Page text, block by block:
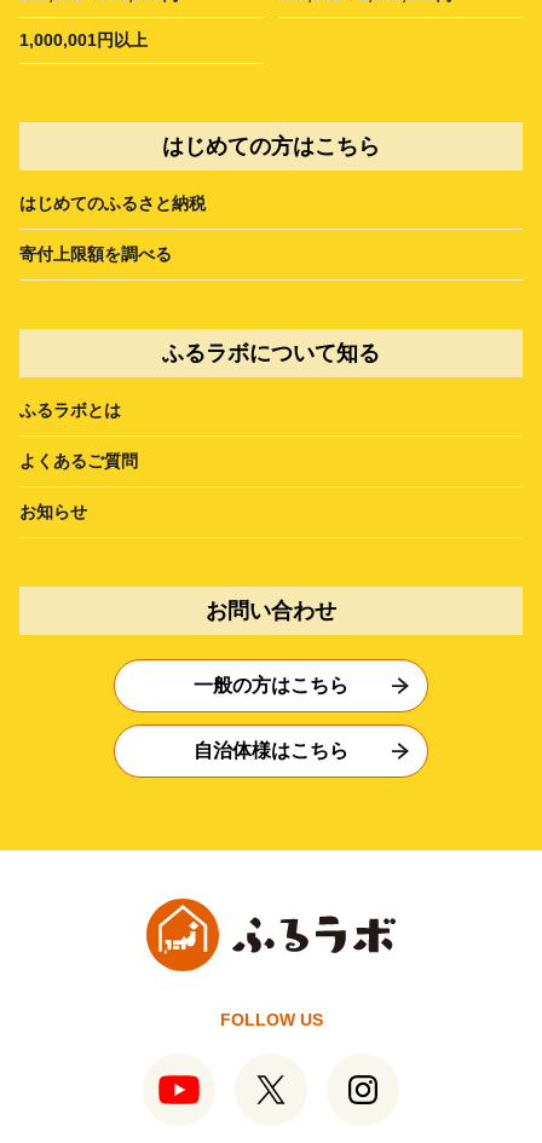
1,000,001円以上
はじめての方はこちら
はじめてのふるさと納税
寄付上限額を調べる
ふるラボについて知る
ふるラボとは
よくあるご質問
お知らせ
お問い合わせ
一般の方はこちら
自治体様はこちら
FOLLOW US